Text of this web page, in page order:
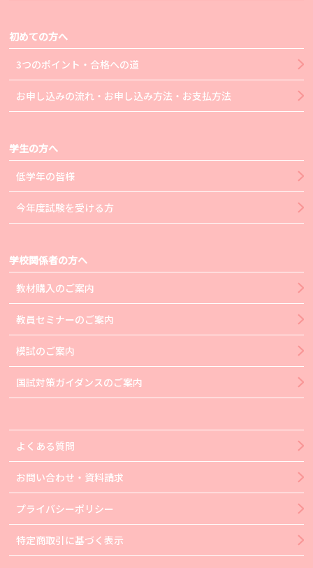
初めての方へ
3つのポイント・合格への道
お申し込みの流れ・お申し込み方法・お支払方法
学生の方へ
低学年の皆様
今年度試験を受ける方
学校関係者の方へ
教材購入のご案内
教員セミナーのご案内
模試のご案内
国試対策ガイダンスのご案内
よくある質問
お問い合わせ・資料請求
プライバシーポリシー
特定商取引に基づく表示